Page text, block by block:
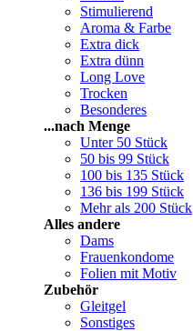
Stimulierend
Aroma & Farbe
Extra dick
Extra dünn
Long Love
Trocken
Besonderes
...nach Menge
Unter 50 Stück
50 bis 99 Stück
100 bis 135 Stück
136 bis 199 Stück
Mehr als 200 Stück
Alles andere
Dams
Frauenkondome
Folien mit Motiv
Zubehör
Gleitgel
Sonstiges